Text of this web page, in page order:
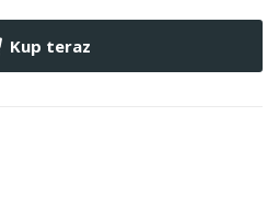
Kup teraz